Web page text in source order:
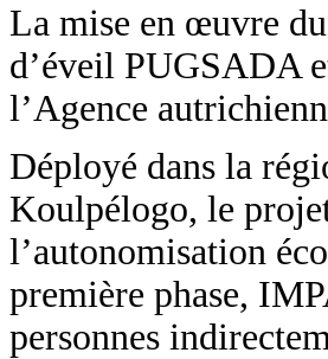
La mise en œuvre
d’éveil PUGSADA
l’Agence
Déployé dans la
Koulpélogo, le
l’autonomisation
première phase,
personnes